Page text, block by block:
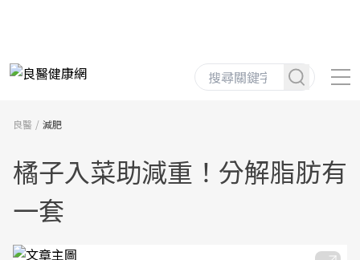
良醫 減肥
橘子入菜助減重！分解脂肪有
一套